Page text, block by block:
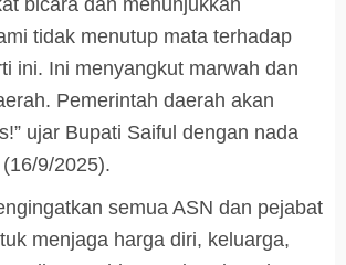
tidak menutup mata terhadap
ini. Ini menyangkut marwah dan
Pemerintah daerah akan
ujar Bupati Saiful dengan nada
9/2025).
semua ASN dan pejabat
menjaga harga diri, keluarga,